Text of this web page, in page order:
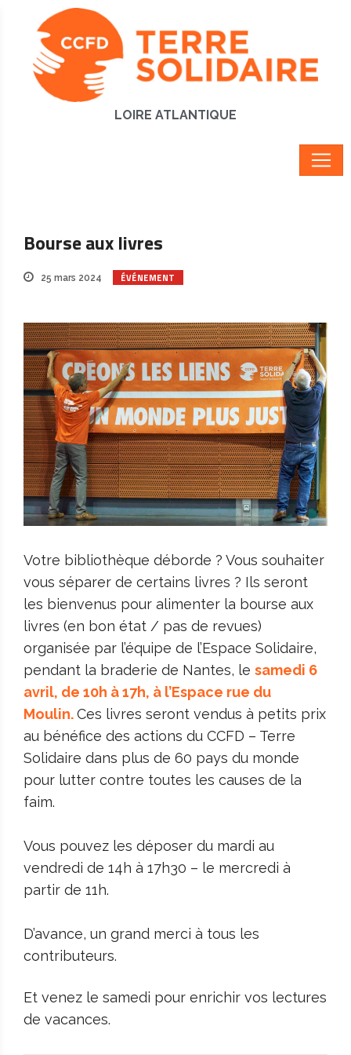
LOIRE ATLANTIQUE
Bourse aux livres
25 mars 2024 ÉVÉNEMENT
Votre bibliothèque déborde ? Vous souhaiter
vous séparer de certains livres ? Ils seront
les bienvenus pour alimenter la bourse aux
livres (en bon état / pas de revues)
organisée par l’équipe de l’Espace Solidaire,
pendant la braderie de Nantes, le samedi 6
avril, de 10h à 17h, à l’Espace rue du
Moulin.Ces livres seront vendus à petits prix
au bénéfice des actions du CCFD – Terre
Solidaire dans plus de 60 pays du monde
pour lutter contre toutes les causes de la
faim.
Vous pouvez les déposer du mardi au
vendredi de 14h à 17h30 – le mercredi à
partir de 11h.
D’avance, un grand merci à tous les
contributeurs.
Et venez le samedi pour enrichir vos lectures
de vacances.